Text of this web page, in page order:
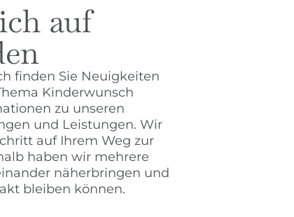
auf
finden Sie Neuigkeiten
Kinderwunsch
zu unseren
und Leistungen. Wir
auf Ihrem Weg zur
haben wir mehrere
näherbringen und
bleiben können.